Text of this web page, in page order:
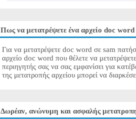
Πως να μετατρέψετε ένα αρχείο doc word
Για να μετατρέψετε doc word σε sam
αρχείο doc word που θέλετε να
περιηγητής σας να σας εμφανίσει για
της μετατροπής αρχείου μπορεί να
Δωρέαν, ανώνυμη και ασφαλής